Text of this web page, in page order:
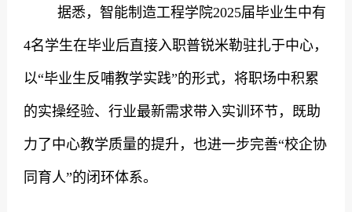
据悉，智能制造工程学院2025届毕业生中有
4名学生在毕业后直接入职普锐米勒驻扎于中心，
以“毕业生反哺教学实践”的形式，将职场中积累
的实操经验、行业最新需求带入实训环节，既助
力了中心教学质量的提升，也进一步完善“校企协
同育人”的闭环体系。